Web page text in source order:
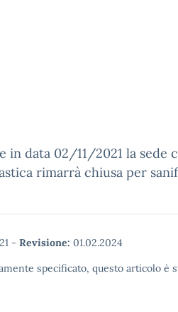
in data 02/11/2021 la sede
rimarrà chiusa per
- Revisione: 01.02.2024
specificato, questo articolo